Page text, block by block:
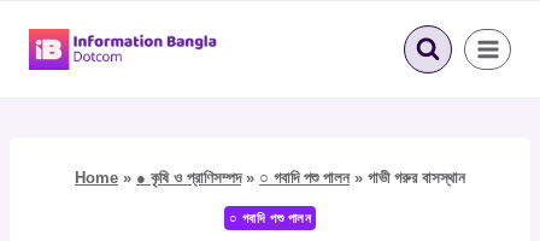
Home » ● কৃষি ও প্রাণিসম্পদ» ○ গবাদি পশু পালন» গাভী গরুর বাসস্থান
○ গবাদি পশু পালন